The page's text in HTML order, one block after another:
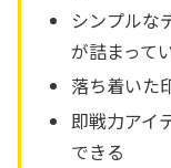
シンプルな
が詰まって
落ち着いた
即戦力アイ
できる